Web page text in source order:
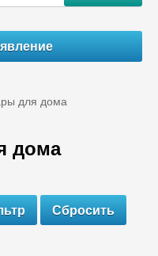
для дома
дома